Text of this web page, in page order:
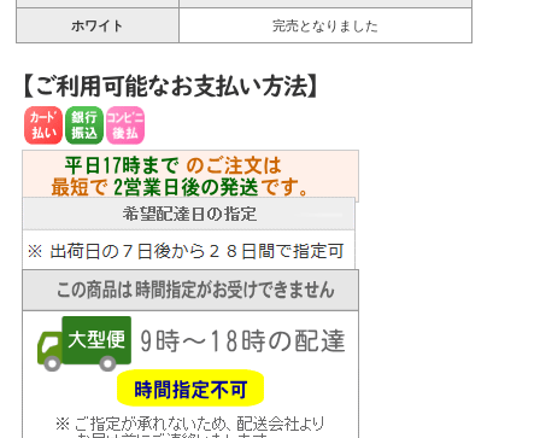
ホワイト 完売となりました